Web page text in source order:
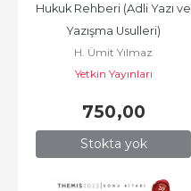
Stokta yok
Hukuk Rehberi (Adli Yazı ve
Yazışma Usulleri)
H. Ümit Yılmaz
Yetkin Yayınları
750,00